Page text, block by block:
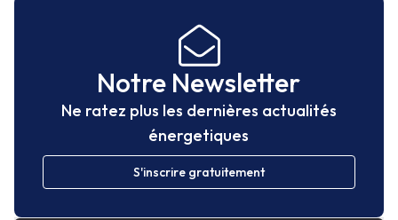
Notre Newsletter
Ne ratez plus les dernières actualités
énergetiques
S'inscrire gratuitement